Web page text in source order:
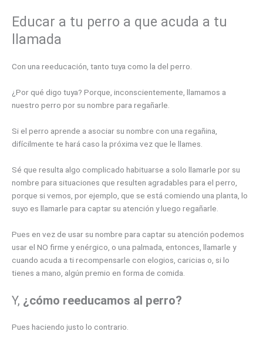
Educar a tu perro a que acuda a tu
llamada
Con una reeducación, tanto tuya como la del perro.
¿Por qué digo tuya? Porque, inconscientemente, llamamos a
nuestro perro por su nombre para regañarle.
Si el perro aprende a asociar su nombre con una regañina,
difícilmente te hará caso la próxima vez que le llames.
Sé que resulta algo complicado habituarse a solo llamarle por su
nombre para situaciones que resulten agradables para el perro,
porque si vemos, por ejemplo, que se está comiendo una planta, lo
suyo es llamarle para captar su atención y luego regañarle.
Pues en vez de usar su nombre para captar su atención podemos
usar el NO firme y enérgico, o una palmada, entonces, llamarle y
cuando acuda a ti recompensarle con elogios, caricias o, si lo
tienes a mano, algún premio en forma de comida.
Y, ¿cómo reeducamos al perro?
Pues haciendo justo lo contrario.